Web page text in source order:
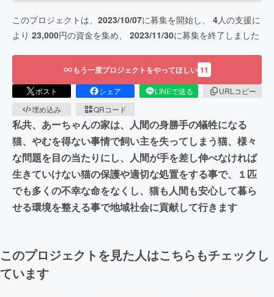
このプロジェクトは、 2023/10/07に募集を開始し、 4人の支援に
より 23,000円の資金を集め、 2023/11/30に募集を終了しました
もう一度プロジェクトをやってほしい 11
ポスト シェア LINEで送る
URLコピー
埋め込み
QRコード
私共、あーちゃんの家は、人間の身勝手の犠牲になる
猫、やむを得ない事情で飼い主を失ってしまう猫、様々
な問題を目の当たりにし、人間が手を差し伸べなければ
生きていけない猫の保護や適切な処置をする事で、１匹
でも多くの不幸な命をなくし、猫も人間も安心して暮ら
せる環境を整える事で地域社会に貢献して行きます
このプロジェクトを見た人はこちらもチェックし
ています